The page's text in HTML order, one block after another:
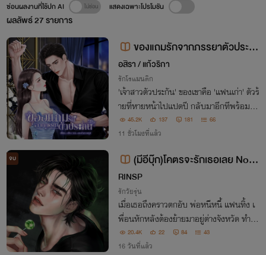
ผลลัพธ์27รายการ
ซ่อนผลงานที่ใช้ปก AI แสดงเฉพาะโปรโมชัน
ของแถมรักจากภรรยาตัวประกั
น | อ่านฟรีมี E-book
อสิรา / แก้วริกา
รักโรแมนติก
'เจ้าสาวตัวประกัน' ของเขาคือ 'แฟนเก่า' ตัวร้
ายที่หายหน้าไปแปดปี กลับมาอีกทีพร้อมเด็
กหญิงตัวน้อยที่เรียกเธอว่าแม่ แต่สาวเจ้ากลั
บอ้างว่าเป็นลูกของเพื่อน
45.2K 137 181 66
11 ชั่วโมงที่แล้ว
จบ
(มีอีบุ๊ก)โคตรจะรักเธอเลย No m
ore anyone like you
RINSP
รักวัยรุ่น
เมื่อเธอถึงคราวตกอับ พ่อหนีหนี้ แฟนทิ้ง เ
พื่อนหักหลังต้องย้ายมาอยู่ต่างจังหวัด ทำให้
ได้เจอกับพี่ชายข้างบ้านที่เหมือนจะใจดีเกินก
ว่าเหตุ แต่เขาทำหัวใจของเธอพบกับรักที่ไม่ทิ้
20.4K 22 84 43
16 วันที่แล้ว